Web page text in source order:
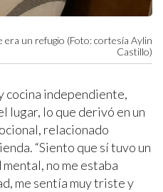
era un refugio (Foto: cortesía Aylin
Castillo)
cocina independiente,
lugar, lo que derivó en un
relacionado
“Siento que sí tuvo un
no me estaba
me sentía muy triste y